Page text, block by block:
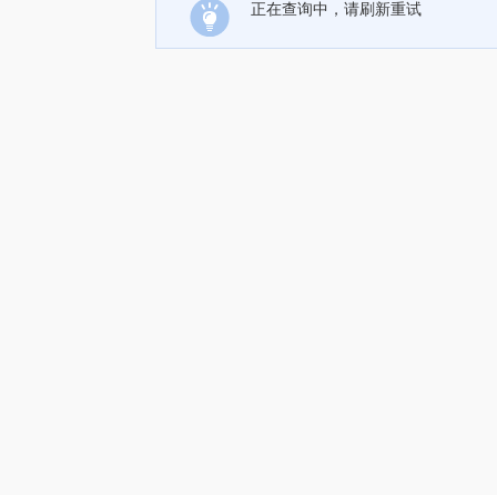
正在查询中，请刷新重试